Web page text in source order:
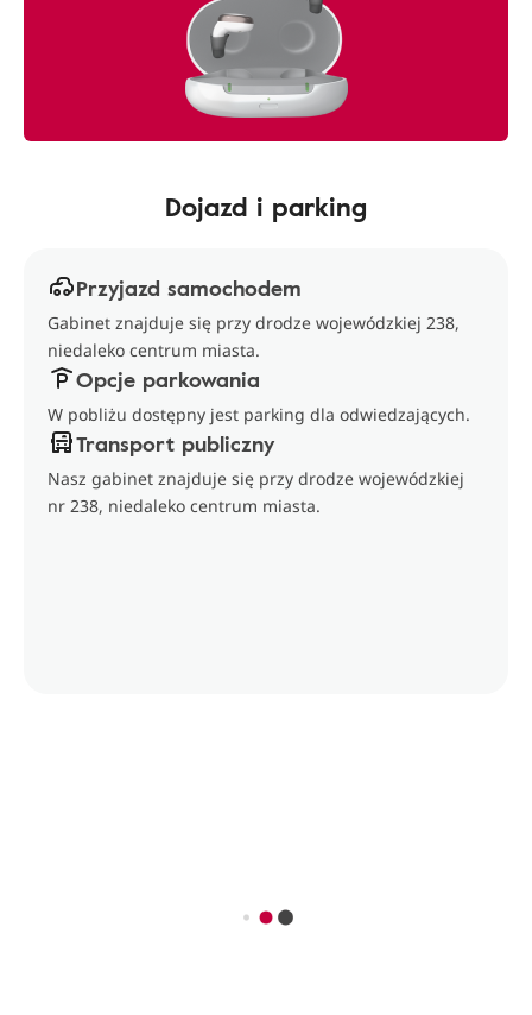
Dojazd i parking
Przyjazd samochodem
Gabinet znajduje się przy drodze wojewódzkiej 238,
niedaleko centrum miasta.
Opcje parkowania
W pobliżu dostępny jest parking dla odwiedzających.
Transport publiczny
Nasz gabinet znajduje się przy drodze wojewódzkiej
nr 238, niedaleko centrum miasta.